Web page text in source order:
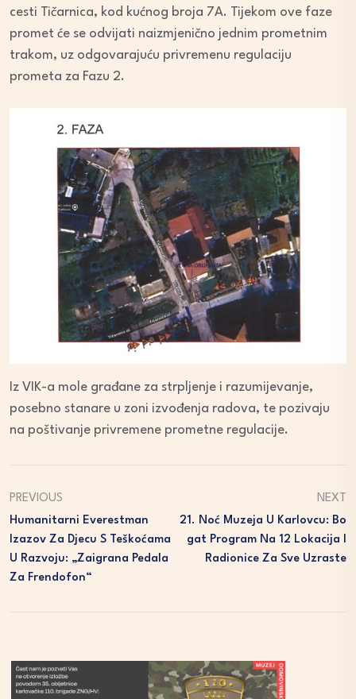
cesti Tičarnica, kod kućnog broja 7A. Tijekom ove faze
promet će se odvijati naizmjenično jednim prometnim
trakom, uz odgovarajuću privremenu regulaciju
prometa za Fazu 2.
Iz VIK-a mole građane za strpljenje i razumijevanje,
posebno stanare u zoni izvođenja radova, te pozivaju
na poštivanje privremene prometne regulacije.
PREVIOUS
Humanitarni Everestman
Izazov Za Djecu S Teškoćama
U Razvoju: „Zaigrana Pedala
Za Frendofon“
NEXT
21. Noć Muzeja U Karlovcu: Bo
Gat Program Na 12 Lokacija I
Radionice Za Sve Uzraste